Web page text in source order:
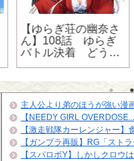
【ゆらぎ荘の幽奈さ
ん】108話 ゆらぎ
バトル決着 どうな
るコガラシさ
主人公より弟のほうが強い漫
【NEEDY GIRL OVERDOSE...
【激走戦隊カーレンジャー】
【ガンプラ再販】RG「スト
【スパロボY】しかしクロウ